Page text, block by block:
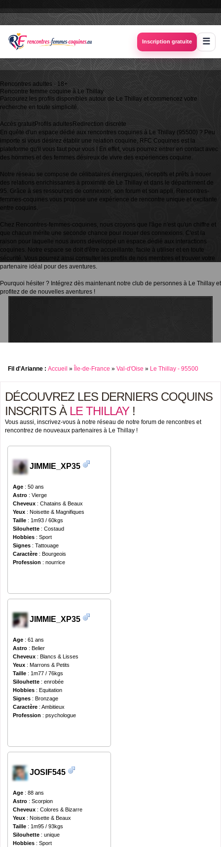
Inscription gratuite
Rencontres adultes · 18+
Rencontre femme coquine à Le Thillay
Parcourez les profils disponibles autour de Le Thillay et commencez votre
recherche en toute simplicité.
Accès gratuitProfils adultes Redirection discrète
En quête d'un espace dédié aux rencontres coquines à Le Thillay (95500) ? Peu
importe si vous désirez établir une relation coquine, RFC Coquines est la
plateforme qu'il vous faut pour vous ! En effet, vous pourrez entrer en contact avec
des hommes et des femmes désireux de vivre des expériences coquine.
Notre réseau se compose de célibataires énergiques, réceptifs et prêts à nouer
des relations enrichissantes à proximité de Le Thillay et dans le département de
95. Grâce à ses ressources de connexion, son forum et son appli, Rencontres-
femmes-coquines vous propose une expérience de rencontre unique et excitante
entre coquins.
Chez Rencontres-femmes-coquines, nous croyons que l'âge n'est qu'un chiffre et
que chacun mérite une seconde chance pour nouer des connexions. C'est la
raison pour laquelle nous avons développé un espace dédié aux interactions
coquines. Notre espace se doit d'être accueillante, facile à utiliser et en toute
sécurité. Vous pourrez ainsi consulter les profils de nos membres et trouver votre
partenaire idéal pour des aventures.
Pourquoi hésiter ? Intégrez dès maintenant notre club de personnes à Le Thillay et
profitez de de nouvelles aventures !
Fil d'Arianne : Accueil » Île-de-France » Val-d'Oise » Le Thillay - 95500
DÉCOUVREZ LES DERNIERS COQUINS
INSCRITS À LE THILLAY!
Vous aussi, inscrivez-vous à notre réseau de notre forum de rencontres et
rencontrez de nouveaux partenaires à Le Thillay !
JIMMIE_XP35
Age : 50 ans
Astro : Vierge
Cheveux : Chatains & Beaux
Yeux : Noisette & Magnifiques
Taille : 1m93 / 60kgs
Silouhette : Costaud
Hobbies : Sport
Signes : Tattouage
Caractère : Bourgeois
Profession : nourrice
JIMMIE_XP35
Age : 61 ans
Astro : Belier
Cheveux : Blancs & Lisses
Yeux : Marrons & Petits
Taille : 1m77 / 76kgs
Silouhette : enrobée
Hobbies : Equitation
Signes : Bronzage
Caractère : Ambitieux
Profession : psychologue
JOSIF545
Age : 88 ans
Astro : Scorpion
Cheveux : Colores & Bizarre
Yeux : Noisette & Beaux
Taille : 1m95 / 93kgs
Silouhette : unique
Hobbies : Sport